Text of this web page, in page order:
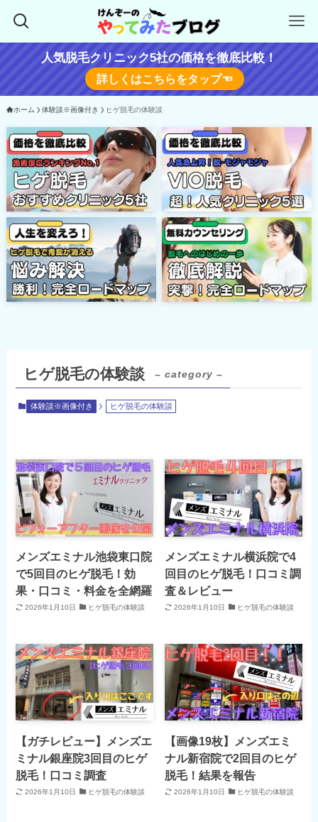
人気脱毛クリニック5社の価格を徹底比較！
詳しくはこちらをタップ☜
ホーム 体験談※画像付き ヒゲ脱毛の体験談
ヒゲ脱毛の体験談 – category –
体験談※画像付き ヒゲ脱毛の体験談
メンズエミナル池袋東口院
で5回目のヒゲ脱毛！効
果・口コミ・料金を全網羅
2026年1月10日 ヒゲ脱毛の体験談
メンズエミナル横浜院で4
回目のヒゲ脱毛！口コミ調
査＆レビュー
2026年1月10日 ヒゲ脱毛の体験談
【ガチレビュー】メンズエ
ミナル銀座院3回目のヒゲ
脱毛！口コミ調査
2026年1月10日 ヒゲ脱毛の体験談
【画像19枚】メンズエミ
ナル新宿院で2回目のヒゲ
脱毛！結果を報告
2026年1月10日 ヒゲ脱毛の体験談